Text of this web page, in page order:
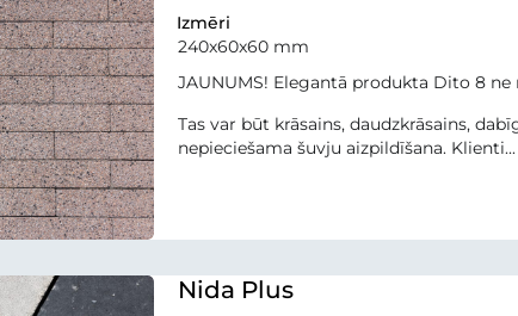
Izmēri
240x60x60 mm
JAUNUMS! Elegantā produkta Dito 8
Tas var būt krāsains, daudzkrāsains,
nepieciešama šuvju aizpildīšana. Klienti...
Nida Plus